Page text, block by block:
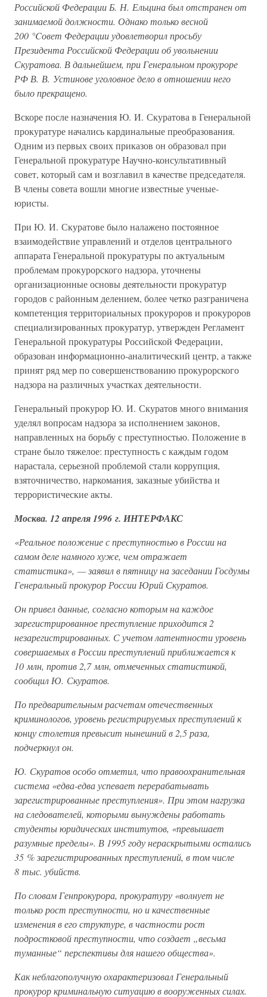
Российской Федерации Б. Н. Ельцина был отстранен от
занимаемой должности. Однако только весной
200 °Cовет Федерации удовлетворил просьбу
Президента Российской Федерации об увольнении
Скуратова. В дальнейшем, при Генеральном прокуроре
РФ В. В. Устинове уголовное дело в отношении него
было прекращено.
Вскоре после назначения Ю. И. Скуратова в Генеральной
прокуратуре начались кардинальные преобразования.
Одним из первых своих приказов он образовал при
Генеральной прокуратуре Научно-консультативный
совет, который сам и возглавил в качестве председателя.
В члены совета вошли многие известные ученые-
юристы.
При Ю. И. Скуратове было налажено постоянное
взаимодействие управлений и отделов центрального
аппарата Генеральной прокуратуры по актуальным
проблемам прокурорского надзора, уточнены
организационные основы деятельности прокуратур
городов с районным делением, более четко разграничена
компетенция территориальных прокуроров и прокуроров
специализированных прокуратур, утвержден Регламент
Генеральной прокуратуры Российской Федерации,
образован информационно-аналитический центр, а также
принят ряд мер по совершенствованию прокурорского
надзора на различных участках деятельности.
Генеральный прокурор Ю. И. Скуратов много внимания
уделял вопросам надзора за исполнением законов,
направленных на борьбу с преступностью. Положение в
стране было тяжелое: преступность с каждым годом
нарастала, серьезной проблемой стали коррупция,
взяточничество, наркомания, заказные убийства и
террористические акты.
Москва. 12 апреля 1996 г. ИНТЕРФАКС
«Реальное положение с преступностью в России на
самом деле намного хуже, чем отражает
статистика», — заявил в пятницу на заседании Госдумы
Генеральный прокурор России Юрий Скуратов.
Он привел данные, согласно которым на каждое
зарегистрированное преступление приходится 2
незарегистрированных. С учетом латентности уровень
совершаемых в России преступлений приближается к
10 млн, против 2,7 млн, отмеченных статистикой,
сообщил Ю. Скуратов.
По предварительным расчетам отечественных
криминологов, уровень регистрируемых преступлений к
концу столетия превысит нынешний в 2,5 раза,
подчеркнул он.
Ю. Скуратов особо отметил, что правоохранительная
система «едва-едва успевает перерабатывать
зарегистрированные преступления». При этом нагрузка
на следователей, которыми вынуждены работать
студенты юридических институтов, «превышает
разумные пределы». В 1995 году нераскрытыми остались
35 % зарегистрированных преступлений, в том числе
8 тыс. убийств.
По словам Генпрокурора, прокуратуру «волнует не
только рост преступности, но и качественные
изменения в его структуре, в частности рост
подростковой преступности, что создает „весьма
туманные“ перспективы для нашего общества».
Как неблагополучную охарактеризовал Генеральный
прокурор криминальную ситуацию в вооруженных силах.